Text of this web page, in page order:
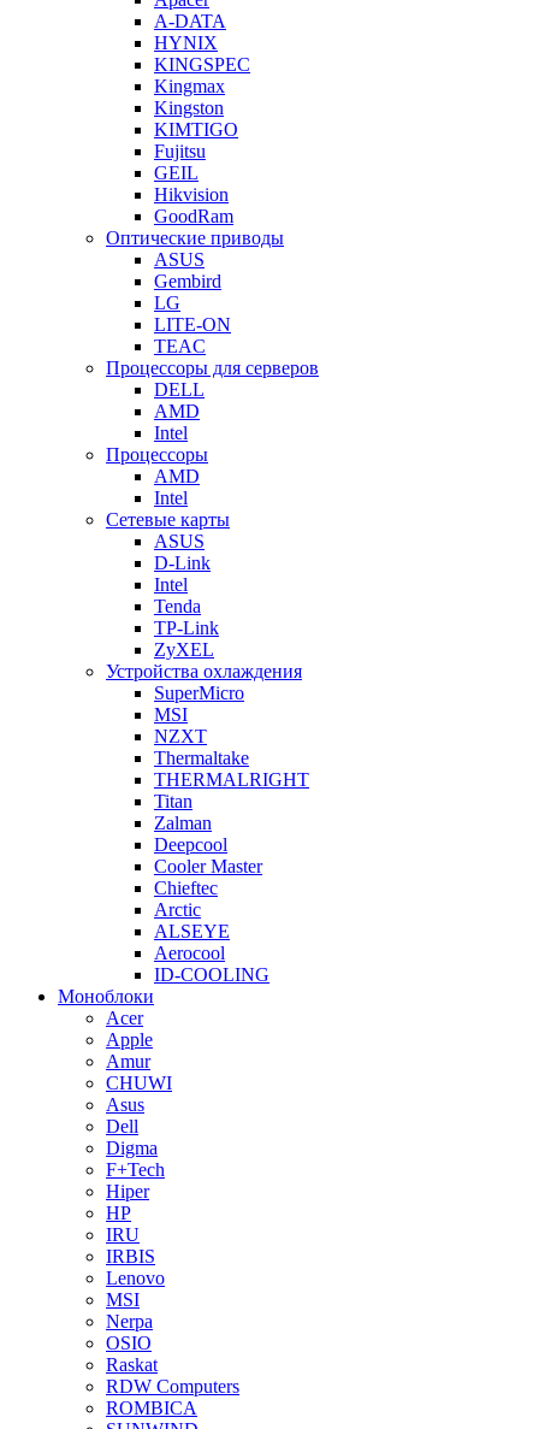
A-DATA
HYNIX
KINGSPEC
Kingmax
Kingston
KIMTIGO
Fujitsu
GEIL
Hikvision
GoodRam
Оптические приводы
ASUS
Gembird
LG
LITE-ON
TEAC
Процессоры для серверов
DELL
AMD
Intel
Процессоры
AMD
Intel
Сетевые карты
ASUS
D-Link
Intel
Tenda
TP-Link
ZyXEL
Устройства охлаждения
SuperMicro
MSI
NZXT
Thermaltake
THERMALRIGHT
Titan
Zalman
Deepcool
Cooler Master
Chieftec
Arctic
ALSEYE
Aerocool
ID-COOLING
Моноблоки
Acer
Apple
Amur
CHUWI
Asus
Dell
Digma
F+Tech
Hiper
HP
IRU
IRBIS
Lenovo
MSI
Nerpa
OSIO
Raskat
RDW Computers
ROMBICA